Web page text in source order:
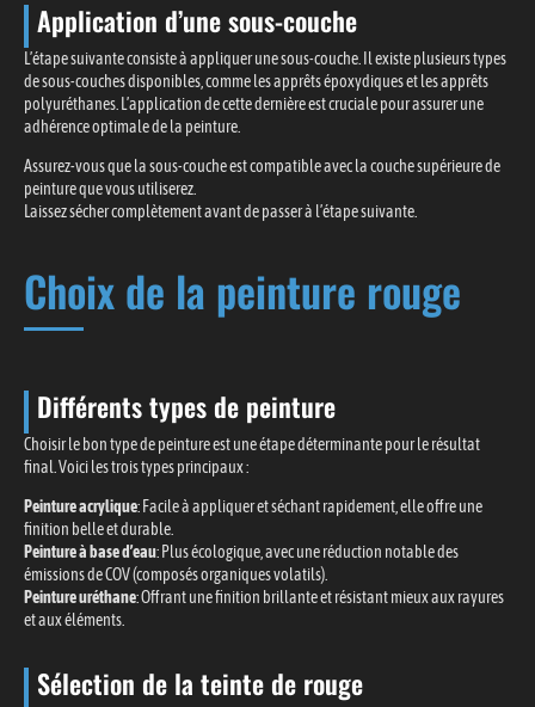
Application d’une sous-couche
L’étape suivante consiste à appliquer une sous-couche. Il existe plusieurs types
de sous-couches disponibles, comme les apprêts époxydiques et les apprêts
polyuréthanes. L’application de cette dernière est cruciale pour assurer une
adhérence optimale de la peinture.
Assurez-vous que la sous-couche est compatible avec la couche supérieure de
peinture que vous utiliserez.
Laissez sécher complètement avant de passer à l’étape suivante.
Choix de la peinture rouge
Différents types de peinture
Choisir le bon type de peinture est une étape déterminante pour le résultat
final. Voici les trois types principaux :
Peinture acrylique: Facile à appliquer et séchant rapidement, elle offre une
finition belle et durable.
Peinture à base d’eau: Plus écologique, avec une réduction notable des
émissions de COV (composés organiques volatils).
Peinture uréthane: Offrant une finition brillante et résistant mieux aux rayures
et aux éléments.
Sélection de la teinte de rouge